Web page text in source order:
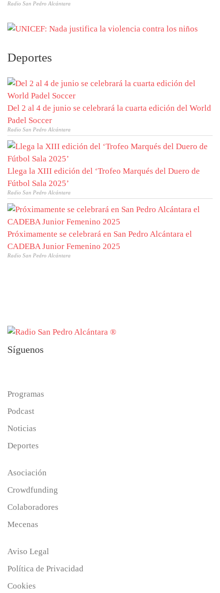
Radio San Pedro Alcántara
Deportes
Del 2 al 4 de junio se celebrará la cuarta edición del World
Padel Soccer
Radio San Pedro Alcántara
Llega la XIII edición del ‘Trofeo Marqués del Duero de
Fútbol Sala 2025’
Radio San Pedro Alcántara
Próximamente se celebrará en San Pedro Alcántara el
CADEBA Junior Femenino 2025
Radio San Pedro Alcántara
Síguenos
Programas
Podcast
Noticias
Deportes
Asociación
Crowdfunding
Colaboradores
Mecenas
Aviso Legal
Política de Privacidad
Cookies